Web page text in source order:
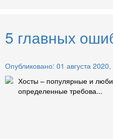
5 главных
Опубликовано: 01 августа 2020,
Хосты – популярные и
определенные требова...